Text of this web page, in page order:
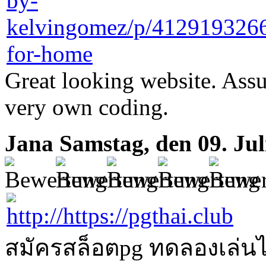
Great looking website.
very own coding.
Jana Samstag, den 09.
สมัครสล็อตpg ทดลองเล่น